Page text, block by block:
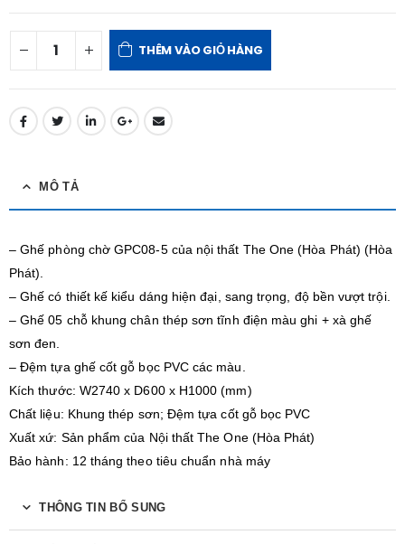
THÊM VÀO GIỎ HÀNG
MÔ TẢ
– Ghế phòng chờ GPC08-5 của nội thất The One (Hòa Phát) (Hòa
Phát).
– Ghế có thiết kế kiểu dáng hiện đại, sang trọng, độ bền vượt trội.
– Ghế 05 chỗ khung chân thép sơn tĩnh điện màu ghi + xà ghế
sơn đen.
– Đệm tựa ghế cốt gỗ bọc PVC các màu.
Kích thước: W2740 x D600 x H1000 (mm)
Chất liệu: Khung thép sơn; Đệm tựa cốt gỗ bọc PVC
Xuất xứ: Sản phẩm của Nội thất The One (Hòa Phát)
Bảo hành: 12 tháng theo tiêu chuẩn nhà máy
THÔNG TIN BỔ SUNG